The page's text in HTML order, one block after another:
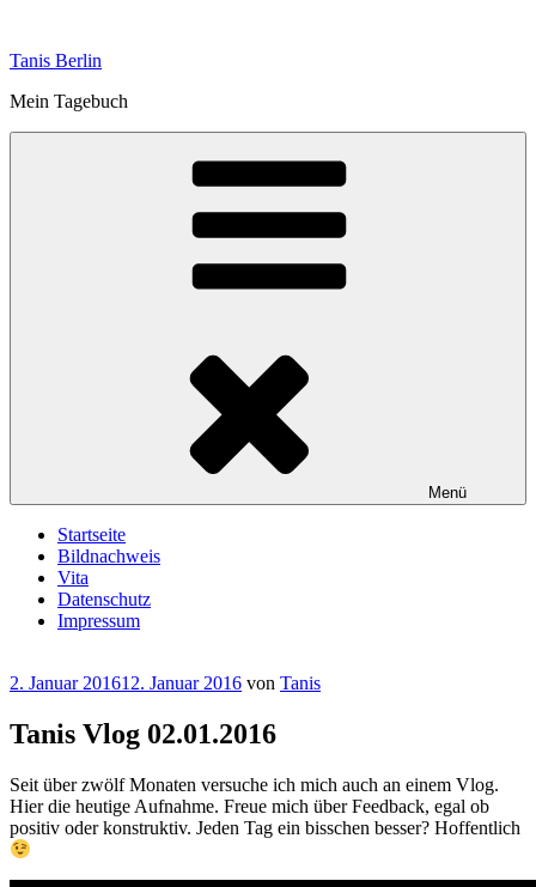
springen
Tanis Berlin
Mein Tagebuch
Menü
Startseite
Bildnachweis
Vita
Datenschutz
Impressum
Veröffentlicht
2. Januar 201612. Januar 2016 von Tanis
Tanis Vlog 02.01.2016
Seit über zwölf Monaten versuche ich mich auch an einem Vlog.
Hier die heutige Aufnahme. Freue mich über Feedback, egal ob
positiv oder konstruktiv. Jeden Tag ein bisschen besser? Hoffentlich